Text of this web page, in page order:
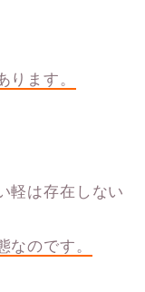
ります。
軽は存在しない
なのです。